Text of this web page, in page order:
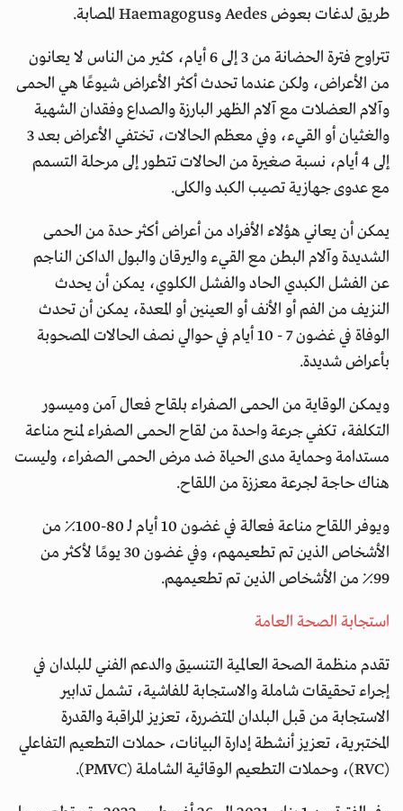
طريق لدغات بعوض Aedes وHaemagogus المصابة.
تتراوح فترة الحضانة من 3 إلى 6 أيام، كثير من الناس لا يعانون
من الأعراض، ولكن عندما تحدث أكثر الأعراض شيوعًا هي الحمى
وآلام العضلات مع آلام الظهر البارزة والصداع وفقدان الشهية
والغثيان أو القيء، وفي معظم الحالات، تختفي الأعراض بعد 3
إلى 4 أيام، نسبة صغيرة من الحالات تتطور إلى مرحلة التسمم
مع عدوى جهازية تصيب الكبد والكلى.
يمكن أن يعاني هؤلاء الأفراد من أعراض أكثر حدة من الحمى
الشديدة وآلام البطن مع القيء واليرقان والبول الداكن الناجم
عن الفشل الكبدي الحاد والفشل الكلوي، يمكن أن يحدث
النزيف من الفم أو الأنف أو العينين أو المعدة، يمكن أن تحدث
الوفاة في غضون 7 - 10 أيام في حوالي نصف الحالات المصحوبة
بأعراض شديدة.
ويمكن الوقاية من الحمى الصفراء بلقاح فعال آمن وميسور
التكلفة، تكفي جرعة واحدة من لقاح الحمى الصفراء لمنح مناعة
مستدامة وحماية مدى الحياة ضد مرض الحمى الصفراء، وليست
هناك حاجة لجرعة معززة من اللقاح.
ويوفر اللقاح مناعة فعالة في غضون 10 أيام لـ 80-100٪ من
الأشخاص الذين تم تطعيمهم، وفي غضون 30 يومًا لأكثر من
99٪ من الأشخاص الذين تم تطعيمهم.
استجابة الصحة العامة
تقدم منظمة الصحة العالمية التنسيق والدعم الفني للبلدان في
إجراء تحقيقات شاملة والاستجابة للفاشية، تشمل تدابير
الاستجابة من قبل البلدان المتضررة، تعزيز المراقبة والقدرة
المختبرية، تعزيز أنشطة إدارة البيانات، حملات التطعيم التفاعلي
(RVC)، وحملات التطعيم الوقائية الشاملة (PMVC).